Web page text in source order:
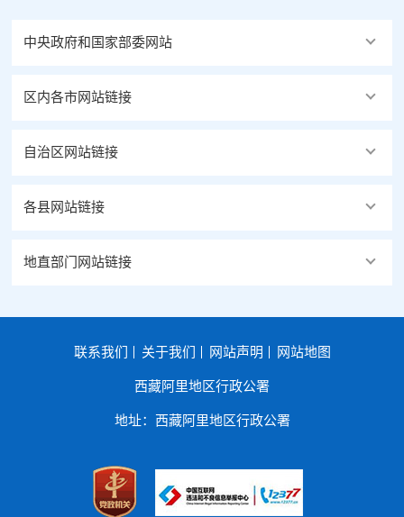
中央政府和国家部委网站
区内各市网站链接
自治区网站链接
各县网站链接
地直部门网站链接
联系我们 关于我们 网站声明 网站地图
西藏阿里地区行政公署
地址：西藏阿里地区行政公署